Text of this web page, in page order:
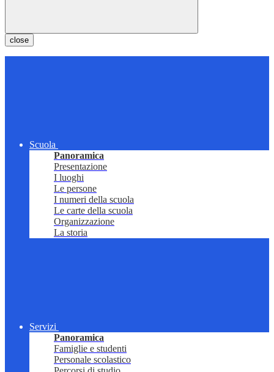
close
Scuola
Panoramica
Presentazione
I luoghi
Le persone
I numeri della scuola
Le carte della scuola
Organizzazione
La storia
Servizi
Panoramica
Famiglie e studenti
Personale scolastico